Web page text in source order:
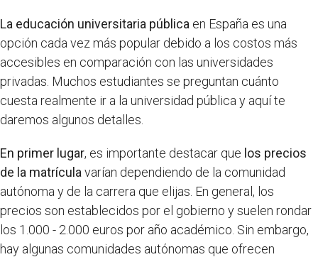
La educación universitaria pública en España es una
opción cada vez más popular debido a los costos más
accesibles en comparación con las universidades
privadas. Muchos estudiantes se preguntan cuánto
cuesta realmente ir a la universidad pública y aquí te
daremos algunos detalles.
En primer lugar, es importante destacar que los precios
de la matrícula varían dependiendo de la comunidad
autónoma y de la carrera que elijas. En general, los
precios son establecidos por el gobierno y suelen rondar
los 1.000 - 2.000 euros por año académico. Sin embargo,
hay algunas comunidades autónomas que ofrecen